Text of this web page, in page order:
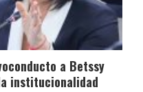
a Betssy
institucionalidad